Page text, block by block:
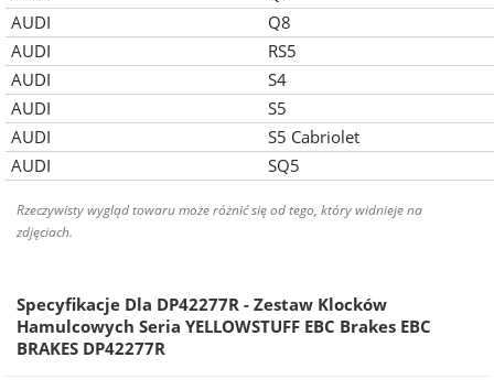
AUDI
Q8
AUDI
RS5
AUDI
S4
AUDI
S5
AUDI
S5 Cabriolet
AUDI
SQ5
Rzeczywisty wygląd towaru może różnić się od tego, który widnieje na
zdjęciach.
Specyfikacje Dla DP42277R - Zestaw Klocków
Hamulcowych Seria YELLOWSTUFF EBC Brakes EBC
BRAKES DP42277R